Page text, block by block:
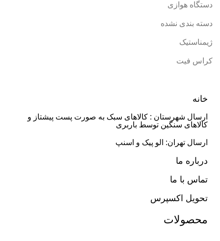
دستگاه هوازی
دسته بندی نشده
ژیمناستیک
کراس فیت
خانه
ارسال شهرستان : کالاهای سبک به صورت پست پیشتاز و
کالاهای سنگین توسط باربری
ارسال تهران: الو پیک و اسنپ
درباره ما
تماس با ما
تحویل اکسپرس
محصولات